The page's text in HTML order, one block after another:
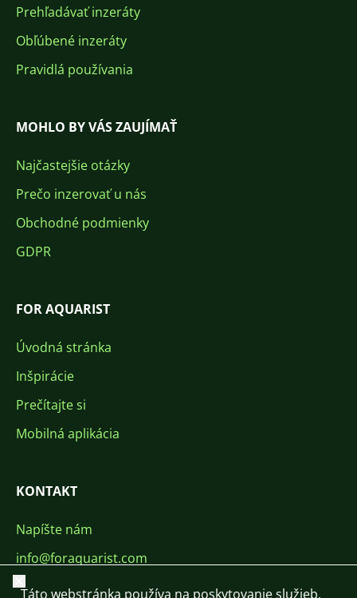
Prehľadávať inzeráty
Obľúbené inzeráty
Pravidlá používania
MOHLO BY VÁS ZAUJÍMAŤ
Najčastejšie otázky
Prečo inzerovať u nás
Obchodné podmienky
GDPR
FOR AQUARIST
Úvodná stránka
Inšpirácie
Prečítajte si
Mobilná aplikácia
KONTAKT
Napíšte nám
info@foraquarist.com
+420 603 449 602
Zavrieť
Táto webstránka používa na poskytovanie služieb,